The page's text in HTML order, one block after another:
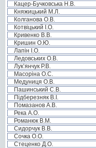
Кацер-Бучковська Н.В.
Княжицький М.Л.
Колганова О.В.
Котвіцький І.О.
Кривенко В.В.
Кришин О.Ю.
Лапін І.О.
Ледовських О.В.
Лук’янчук Р.В.
Масоріна О.С.
Медуниця О.В.
Пашинський С.В.
Підберезняк В.І.
Помазанов А.В.
Река А.О.
Романюк В.М.
Сидорчук В.В.
Сочка О.О.
Стеценко Д.О.